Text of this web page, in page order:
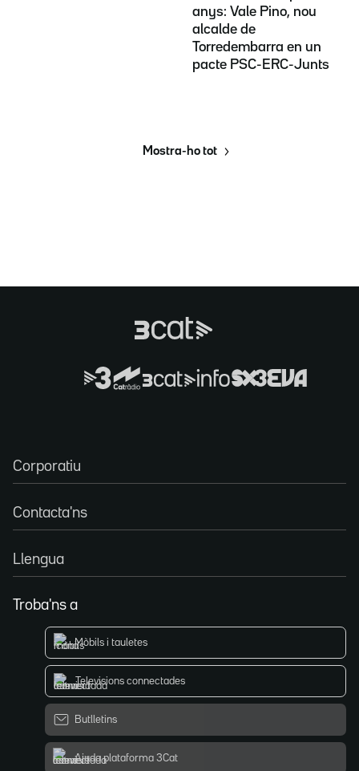
anys: Vale Pino, nou
alcalde de
Torredembarra en un
pacte PSC-ERC-Junts
Mostra-ho tot
Corporatiu
Contacta'ns
Llengua
Troba'ns a
Mòbils i tauletes
Televisions connectades
Butlletins
Ajuda plataforma 3Cat